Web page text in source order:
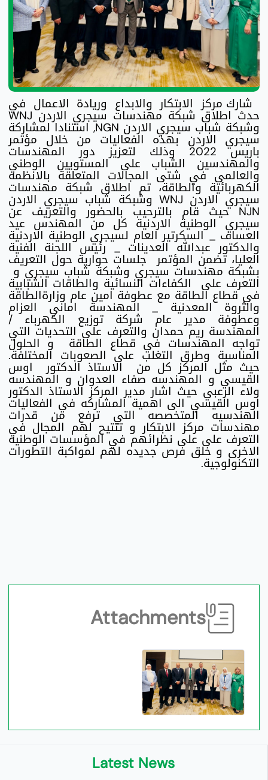
شارك مركز الابتكار والابداع وريادة الاعمال في
حدث اطلاق شبكة مهندسات سيجري الاردن WNJ
وشبكة شباب سيجري الاردن NGN, استنادا لمشاركة
سيجري الاردن بهذه الفعاليات من خلال مؤتمر
باريس 2022 وذلك لتعزيز دور المهندسات
والمهندسين الشباب على المستويين الوطني
والعالمي في شتى المجالات المتعلقة بالانظمه
الكهربائية والطاقة، تم اطلاق شبكة مهندسات
سيجري الاردن WNJ وشبكة شباب سيجري الاردن
NJN حيث قام بالترحيب بالحضور والتعريف عن
سيجري الوطنية الاردنية كل من المهندس عيد
العساف _ السكرتير العام لسيجري الوطنية الاردنية
والدكتور عبدالله العدينات _ رئيس اللجنة الفنية
العليا، تضمن المؤتمر جلسات حوارية حول التعريف
بشبكة مهندسات سيجري وشبكة شباب سيجري و
التعرف على الكفاءات النسائية والطاقات الشبابية
في قطاع الطاقة مع عطوفة امين عام وزارةالطاقة
والثروة المعدنية _ المهندسة اماني العزام
وعطوفة مدير عام شركة توزيع الكهرباء /
المهندسة ريم حمدان والتعرف على التحديات التي
تواجه المهندسات في قطاع الطاقة و الحلول
المناسبة وطرق التغلب على الصعوبات المختلفة.
حيث مثل المركز كل من الاستاذ الدكتور اوس
القيسي و المهندسه صفاء العدوان و المهندسه
ولاء الزعبي حيث اشار مدير المركز الاستاذ الدكتور
اوس القيسي الى اهمية المشاركه في الفعاليات
الهندسيه المتخصصه التي ترفع من قدرات
مهندسات مركز الابتكار و تتتيح لهم المجال في
التعرف على على نظرائهم في المؤسسات الوطنيه
الاخرى و خلق فرص جديده لهم لمواكبة التطورات
التكنولوجية.
Attachments
Latest News